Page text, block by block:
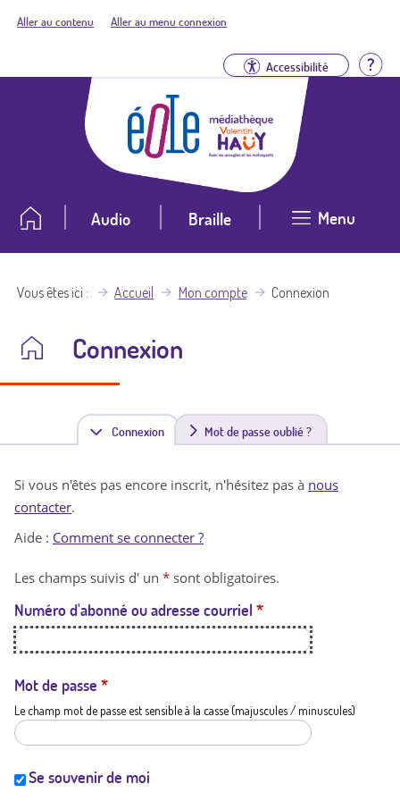
Aller au contenu Aller au menu connexion
Accessibilité
Audio Braille Menu
Vous êtes ici Accueil Mon compte Connexion
Connexion
Connexion(
n
t
a
t
i
Mot de passe oublié ?
Si vous n'êtes pas encore inscrit, n'hésitez pas à nous
contacter.
Aide : Comment se connecter ?
Les champs suivis d' un * sont obligatoires.
Numéro d'abonné ou adresse courriel *
Mot de passe *
Le champ mot de passe est sensible à la casse (majuscules / minuscules)
Se souvenir de moi